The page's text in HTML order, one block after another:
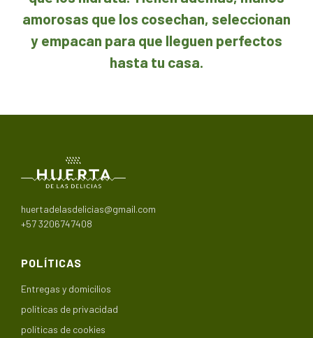
amorosas que los cosechan, seleccionan
y empacan para que lleguen perfectos
hasta tu casa.
huertadelasdelicias@gmail.com
+57 3206747408
POLÍTICAS
Entregas y domicilios
políticas de privacidad
políticas de cookies